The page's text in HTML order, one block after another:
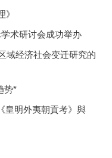
术研讨会成功举办
域经济社会变迁研究的
势*
明外夷朝貢考》與